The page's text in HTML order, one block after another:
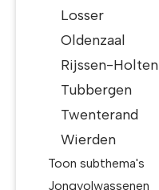
Losser
Oldenzaal
Rijssen-Holten
Tubbergen
Twenterand
Wierden
Toon subthema's
Jongvolwassenen